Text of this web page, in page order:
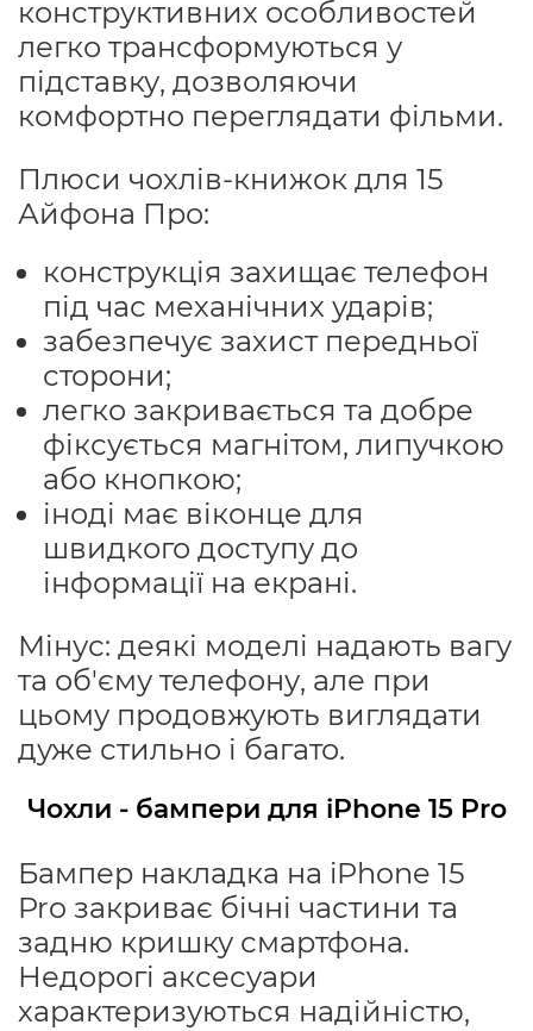
конструктивних особливостей
легко трансформуються у
підставку, дозволяючи
комфортно переглядати фільми.
Плюси чохлів-книжок для 15
Айфона Про:
конструкція захищає телефон
під час механічних ударів;
забезпечує захист передньої
сторони;
легко закривається та добре
фіксується магнітом, липучкою
або кнопкою;
іноді має віконце для
швидкого доступу до
інформації на екрані.
Мінус: деякі моделі надають вагу
та об'єму телефону, але при
цьому продовжують виглядати
дуже стильно і багато.
Чохли - бампери для iPhone 15 Pro
Бампер накладка на iPhone 15
Pro закриває бічні частини та
задню кришку смартфона.
Недорогі аксесуари
характеризуються надійністю,